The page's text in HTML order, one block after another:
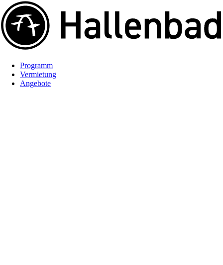
Programm
Vermietung
Angebote